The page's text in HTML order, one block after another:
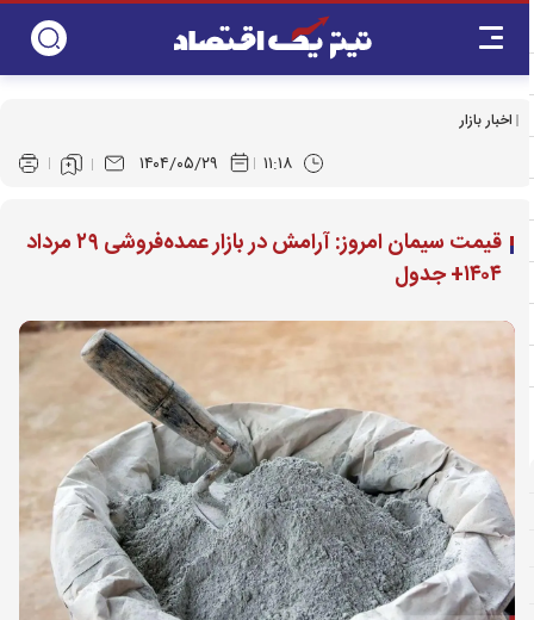
اخبار بازار
۱۴۰۴/۰۵/۲۹ ۱۱:۱۸
قیمت سیمان امروز: آرامش در بازار عمده‌فروشی ۲۹ مرداد
۱۴۰۴+ جدول